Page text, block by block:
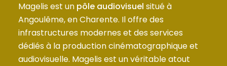
Magelis est un pôle audiovisuel situé à
Angoulême, en Charente. Il offre des
infrastructures modernes et des services
dédiés à la production cinématographique et
audiovisuelle. Magelis est un véritable atout